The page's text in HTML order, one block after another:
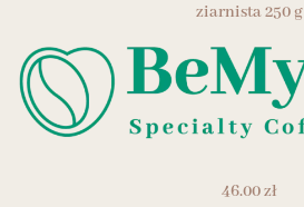
ziarnista 250 g
46.00zł